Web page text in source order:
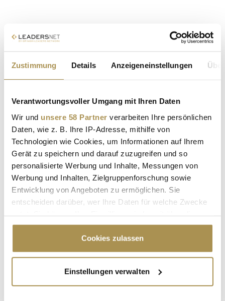
Zustimmung Details Anzeigeneinstellungen
Verantwortungsvoller Umgang mit Ihren Daten
Wir und unsere 58 Partner verarbeiten Ihre persönlichen
Daten, wie z. B. Ihre IP-Adresse, mithilfe von
Technologien wie Cookies, um Informationen auf Ihrem
Gerät zu speichern und darauf zuzugreifen und so
personalisierte Werbung und Inhalte, Messungen von
Werbung und Inhalten, Zielgruppenforschung sowie
Entwicklung von Angeboten zu ermöglichen. Sie
entscheiden darüber, wer Ihre Daten für welche Zwecke
Cookie-Erklärung oder durch Klicken auf das Privacy
Trigger Symbol ändern oder widerrufen
Informationen über Ihre geografische Lage
erfassen, welche bis auf einige Meter genau sein
Cookies zulassen
Einstellungen verwalten